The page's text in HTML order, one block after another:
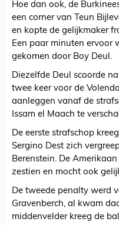
Hoe dan ook, de
een corner van Teun
en kopte de gelijkmaker
Een paar minuten ervoor
gekomen door Boy Deul.
Diezelfde Deul scoorde
twee keer voor de
aanleggen vanaf de
Issam el Maach te
De eerste strafschop
Sergino Dest zich
Berenstein. De
zestien en mocht ook
De tweede penalty werd
Gravenberch, al kwam
middenvelder kreeg de